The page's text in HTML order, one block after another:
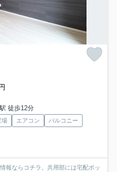
徒歩12分
場 エアコン
バルコニー
報ならコチラ。共用部には宅配ボッ